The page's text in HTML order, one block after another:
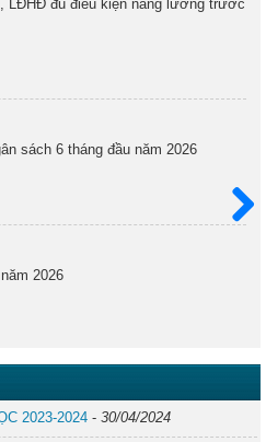
LĐHĐ đủ điều kiện nâng lương trước
sách 6 tháng đầu năm 2026
2026
2023-2024 - 30/04/2024